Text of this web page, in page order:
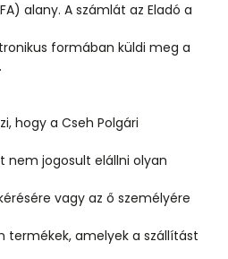
alany. A számlát az Eladó a
formában küldi meg a
hogy a Cseh Polgári
jogosult elállni olyan
vagy az ő személyére
termékek, amelyek a szállítást